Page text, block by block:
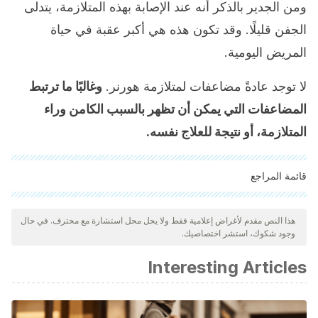
ومن الجدير بالذكر أنه عند الإصابة بهذه المتلازمة، يتدلى
الجفن قليلًا. وقد تكون هذه هي أكبر عقبة في حياة
المريض اليومية.
لا توجد عادةً مضاعفات لمتلازمة هورنر. وغالبًا ما ترتبط
المضاعفات التي يمكن أن تظهر بالسبب الكامن وراء
المتلازمة، أو نتيجة للعلاج نفسه.
قائمة المراجع
"تمت مراجعة جميع المصادر المذكورة بعناية شديدة من قبل فريقنا
لضمان جودتها وموثوقيتها وتحديثها وصحتها. تم اعتبار الببليوغرافيا لهذه
المقالة موثوقة ودقيقة من الناحية الأكاديمية أو العلمية.
Kong, Y. X., Wright, G., Pesudovs, K., O’Day, J., Wainer, Z.,
& Weisinger, H. S. (2007). Horner syndrome. Clinical and
Experimental Optometry. https://doi.org/10.1111/j.1444-
هذا النص مقدم لأغراض إعلامية فقط ولا يحل محل استشارة مع محترف. في حال
وجود شكوك، استشر اختصاصيك.
Interesting Articles